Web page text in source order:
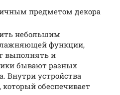
предметом декора
небольшим
функции,
выполнять и
бывают разных
Внутри устройства
обеспечивает